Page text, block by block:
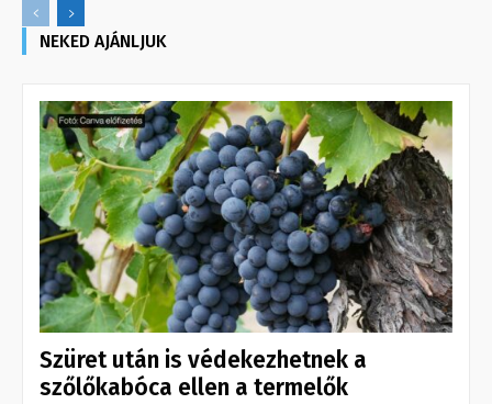
NEKED AJÁNLJUK
Szüret után is védekezhetnek a
szőlőkabóca ellen a termelők